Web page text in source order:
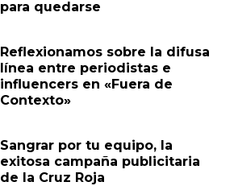
para quedarse
Reflexionamos sobre la difusa
línea entre periodistas e
influencers en «Fuera de
Contexto»
Sangrar por tu equipo, la
exitosa campaña publicitaria
de la Cruz Roja